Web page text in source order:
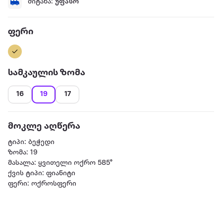
მიტანა: უფასო
ფერი
სამკაულის ზომა
16 19 17
მოკლე აღწერა
ტიპი: ბეჭედი
ზომა: 19
მასალა: ყვითელი ოქრო 585°
ქვის ტიპი: ფიანიტი
ფერი: ოქროსფერი